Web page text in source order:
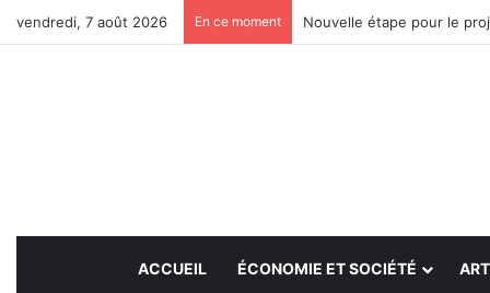
vendredi, 7 août 2026 En ce moment Nouvelle étape pour le
ACCUEIL ÉCONOMIE ET SOCIÉTÉ